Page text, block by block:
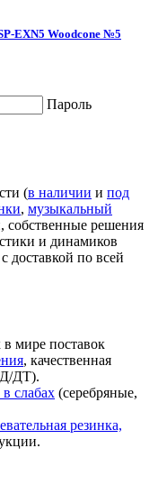
EXN5 Woodcone №5
Пароль
(в наличии и под
, музыкальный
собственные решения
и динамиков
доставкой по всей
мире поставок
, качественная
ДТ).
слабах (серебряные,
резинка,